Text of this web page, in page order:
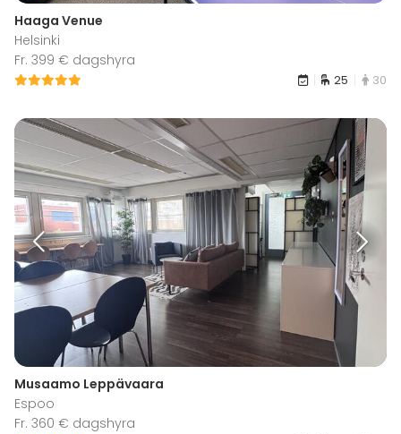
Haaga Venue
Helsinki
Fr. 399 € dagshyra
25 30
Musaamo Leppävaara
Espoo
Fr. 360 € dagshyra